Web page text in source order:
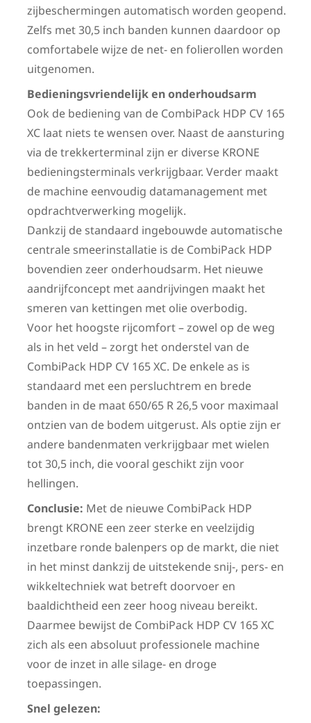
zijbeschermingen automatisch worden geopend.
Zelfs met 30,5 inch banden kunnen daardoor op
comfortabele wijze de net- en folierollen worden
uitgenomen.
Bedieningsvriendelijk en onderhoudsarm
Ook de bediening van de CombiPack HDP CV 165
XC laat niets te wensen over. Naast de aansturing
via de trekkerterminal zijn er diverse KRONE
bedieningsterminals verkrijgbaar. Verder maakt
de machine eenvoudig datamanagement met
opdrachtverwerking mogelijk.
Dankzij de standaard ingebouwde automatische
centrale smeerinstallatie is de CombiPack HDP
bovendien zeer onderhoudsarm. Het nieuwe
aandrijfconcept met aandrijvingen maakt het
smeren van kettingen met olie overbodig.
Voor het hoogste rijcomfort – zowel op de weg
als in het veld – zorgt het onderstel van de
CombiPack HDP CV 165 XC. De enkele as is
standaard met een persluchtrem en brede
banden in de maat 650/65 R 26,5 voor maximaal
ontzien van de bodem uitgerust. Als optie zijn er
andere bandenmaten verkrijgbaar met wielen
tot 30,5 inch, die vooral geschikt zijn voor
hellingen.
Conclusie: Met de nieuwe CombiPack HDP
brengt KRONE een zeer sterke en veelzijdig
inzetbare ronde balenpers op de markt, die niet
in het minst dankzij de uitstekende snij-, pers- en
wikkeltechniek wat betreft doorvoer en
baaldichtheid een zeer hoog niveau bereikt.
Daarmee bewijst de CombiPack HDP CV 165 XC
zich als een absoluut professionele machine
voor de inzet in alle silage- en droge
toepassingen.
Snel gelezen: